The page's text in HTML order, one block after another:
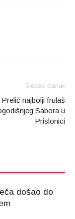
Sledeći članak
najbolji frulaš
Sabora u
Prislonici
došao do